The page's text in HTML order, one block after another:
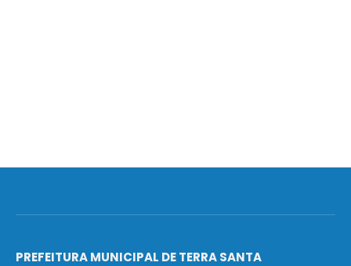
PREFEITURA MUNICIPAL DE TERRA SANTA